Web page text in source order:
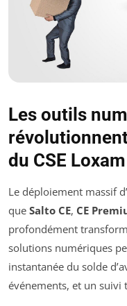
Les outils
du CSE Loxam
Le déploiement massif
que Salto CE, CE
profondément
solutions numériques
instantanée du solde
événements, et un suivi